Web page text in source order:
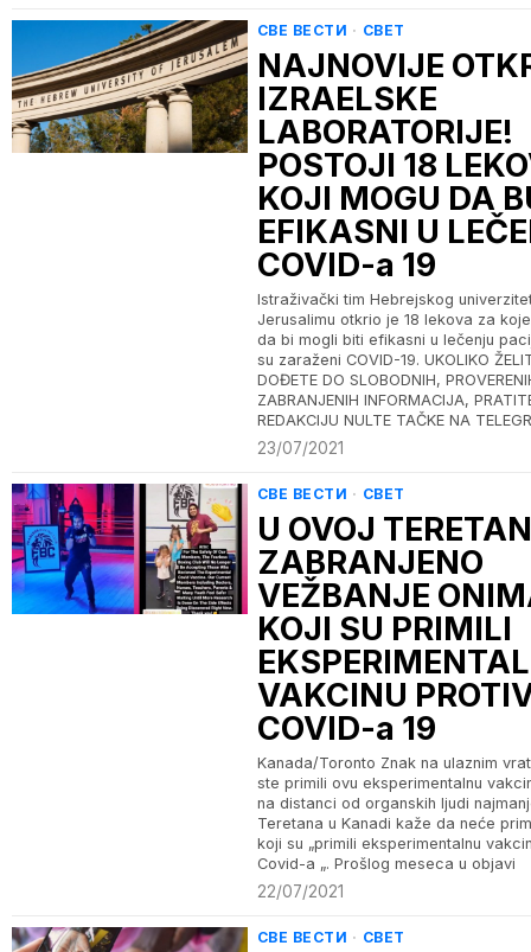
СВЕ ВЕСТИ · СВЕТ
NAJNOVIJE
IZRAELSKE
LABORATORIJE!
POSTOJI 18
KOJI MOGU DA
EFIKASNI U
COVID-a 19
Istraživački tim Hebrejskog
Jerusalimu otkrio je 18 lekova za
da bi mogli biti efikasni u lečenju
su zaraženi COVID-19. UKOLIKO
DOĐETE DO SLOBODNIH,
ZABRANJENIH INFORMACIJA,
REDAKCIJU NULTE TAČKE NA
23/07/2021
СВЕ ВЕСТИ · СВЕТ
U OVOJ
ZABRANJENO
VEŽBANJE
KOJI SU PRIMILI
VAKCINU
COVID-a 19
Kanada/Toronto Znak na ulaznim
ste primili ovu eksperimentalnu
na distanci od organskih ljudi
Teretana u Kanadi kaže da neće
koji su „primili eksperimentalnu
Covid-a „. Prošlog meseca u objavi
22/07/2021
СВЕ ВЕСТИ · СВЕТ